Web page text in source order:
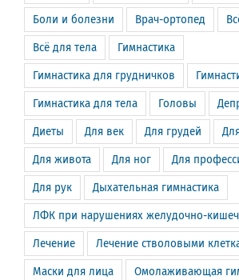
Боли и болезни Врач-ортопед
Всё для тела Гимнастика
Гимнастика для грудничков
Гимнастика для тела Головы
Диеты Для век Для грудей
Для живота Для ног Для
Для рук Дыхательная гимнастика
ЛФК при нарушениях желудочно-
Лечение Лечение стволовыми
Маски для лица Омолаживающая